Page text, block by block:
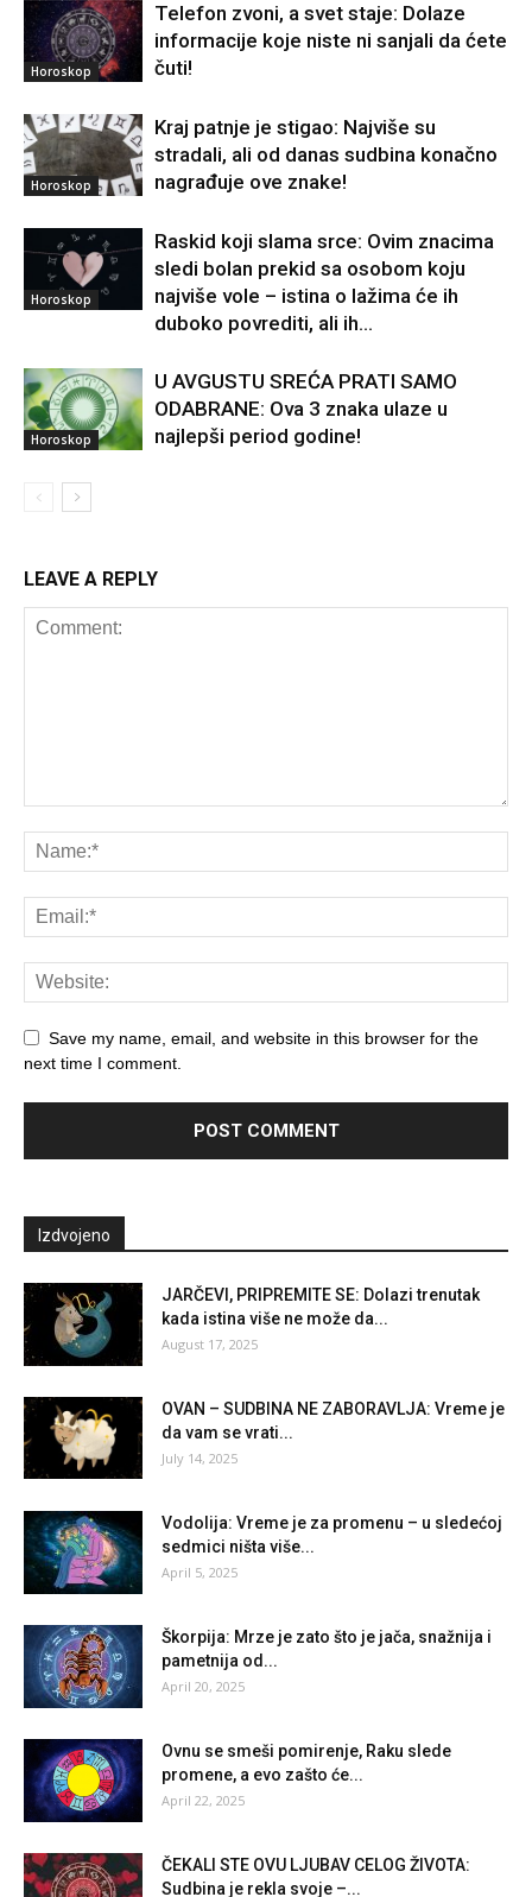
Horoskop
Telefon zvoni, a svet staje: Dolaze
informacije koje niste ni sanjali da ćete
čuti!
Horoskop
Kraj patnje je stigao: Najviše su
stradali, ali od danas sudbina konačno
nagrađuje ove znake!
Horoskop
Raskid koji slama srce: Ovim znacima
sledi bolan prekid sa osobom koju
najviše vole – istina o lažima će ih
duboko povrediti, ali ih...
Horoskop
U AVGUSTU SREĆA PRATI SAMO
ODABRANE: Ova 3 znaka ulaze u
najlepši period godine!
LEAVE A REPLY
Save my name, email, and website in this browser for the
next time I comment.
Izdvojeno
JARČEVI, PRIPREMITE SE: Dolazi trenutak
kada istina više ne može da...
August 17, 2025
OVAN – SUDBINA NE ZABORAVLJA: Vreme je
da vam se vrati...
July 14, 2025
Vodolija: Vreme je za promenu – u sledećoj
sedmici ništa više...
April 5, 2025
Škorpija: Mrze je zato što je jača, snažnija i
pametnija od...
April 20, 2025
Ovnu se smeši pomirenje, Raku slede
promene, a evo zašto će...
April 22, 2025
ČEKALI STE OVU LJUBAV CELOG ŽIVOTA:
Sudbina je rekla svoje –...